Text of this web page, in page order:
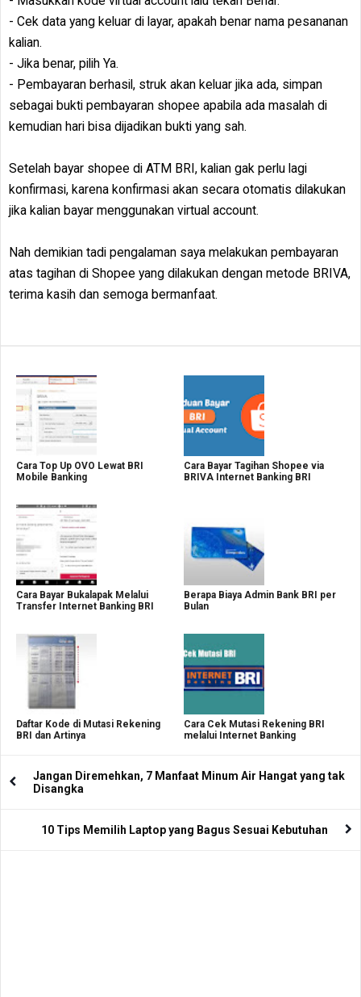
- Cek data yang keluar di layar, apakah benar nama pesananan
kalian.
- Jika benar, pilih Ya.
- Pembayaran berhasil, struk akan keluar jika ada, simpan
sebagai bukti pembayaran shopee apabila ada masalah di
kemudian hari bisa dijadikan bukti yang sah.
Setelah bayar shopee di ATM BRI, kalian gak perlu lagi
konfirmasi, karena konfirmasi akan secara otomatis dilakukan
jika kalian bayar menggunakan virtual account.
Nah demikian tadi pengalaman saya melakukan pembayaran
atas tagihan di Shopee yang dilakukan dengan metode BRIVA,
terima kasih dan semoga bermanfaat.
Cara Top Up OVO Lewat BRI
Mobile Banking
Cara Bayar Tagihan Shopee via
BRIVA Internet Banking BRI
Cara Bayar Bukalapak Melalui
Transfer Internet Banking BRI
Berapa Biaya Admin Bank BRI per
Bulan
Daftar Kode di Mutasi Rekening
BRI dan Artinya
Cara Cek Mutasi Rekening BRI
melalui Internet Banking
Jangan Diremehkan, 7 Manfaat Minum Air Hangat yang tak
Disangka
10 Tips Memilih Laptop yang Bagus Sesuai Kebutuhan